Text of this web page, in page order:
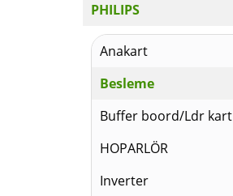
PHILIPS
Anakart
Besleme
Buffer boord/Ldr kart
HOPARLÖR
Inverter